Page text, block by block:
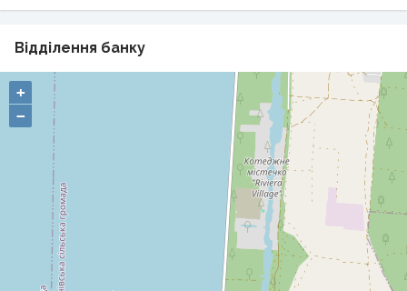
стратегічному управлінні, розробці цифрових послуг та
впровадженні інновацій у банківській справі. Раніше він
обіймав посаду керівника напряму банківського бізнесу
Swedbank, де відповідав за увесь спектр банківських
послуг, від роздрібного та корпоративного банкінгу до
операційних питань та цифрової трансформації. У
Swedbank пан Бьоркнерт успішно впроваджував
ініціативи зі стратегічного планування та цифрового
банкінгу. Перед тим, як приєднатися до Приватбанку,
обіймав посаду голови правління GetSwish і Bankgirot
(Швеція), а також члена правління Nasdaq (Nordic). Окрім
Відділення банку
+
−